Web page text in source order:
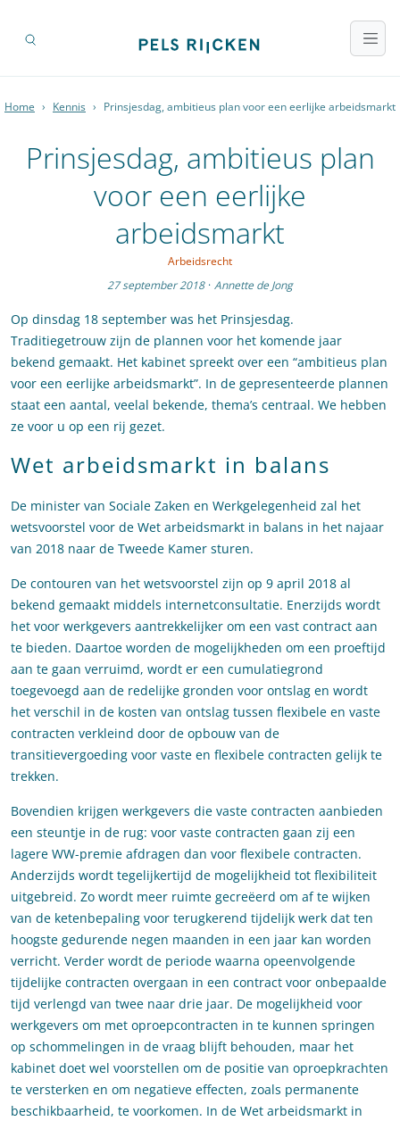
Home › Kennis › Prinsjesdag, ambitieus plan voor een eerlijke arbeidsmarkt
Prinsjesdag, ambitieus plan
voor een eerlijke
arbeidsmarkt
Arbeidsrecht
27 september 2018 · Annette de Jong
Op dinsdag 18 september was het Prinsjesdag.
Traditiegetrouw zijn de plannen voor het komende jaar
bekend gemaakt. Het kabinet spreekt over een “ambitieus plan
voor een eerlijke arbeidsmarkt”. In de gepresenteerde plannen
staat een aantal, veelal bekende, thema’s centraal. We hebben
ze voor u op een rij gezet.
Wet arbeidsmarkt in balans
De minister van Sociale Zaken en Werkgelegenheid zal het
wetsvoorstel voor de Wet arbeidsmarkt in balans in het najaar
van 2018 naar de Tweede Kamer sturen.
De contouren van het wetsvoorstel zijn op 9 april 2018 al
bekend gemaakt middels internetconsultatie. Enerzijds wordt
het voor werkgevers aantrekkelijker om een vast contract aan
te bieden. Daartoe worden de mogelijkheden om een proeftijd
aan te gaan verruimd, wordt er een cumulatiegrond
toegevoegd aan de redelijke gronden voor ontslag en wordt
het verschil in de kosten van ontslag tussen flexibele en vaste
contracten verkleind door de opbouw van de
transitievergoeding voor vaste en flexibele contracten gelijk te
trekken.
Bovendien krijgen werkgevers die vaste contracten aanbieden
een steuntje in de rug: voor vaste contracten gaan zij een
lagere WW-premie afdragen dan voor flexibele contracten.
Anderzijds wordt tegelijkertijd de mogelijkheid tot flexibiliteit
uitgebreid. Zo wordt meer ruimte gecreëerd om af te wijken
van de ketenbepaling voor terugkerend tijdelijk werk dat ten
hoogste gedurende negen maanden in een jaar kan worden
verricht. Verder wordt de periode waarna opeenvolgende
tijdelijke contracten overgaan in een contract voor onbepaalde
tijd verlengd van twee naar drie jaar. De mogelijkheid voor
werkgevers om met oproepcontracten in te kunnen springen
op schommelingen in de vraag blijft behouden, maar het
kabinet doet wel voorstellen om de positie van oproepkrachten
te versterken en om negatieve effecten, zoals permanente
beschikbaarheid, te voorkomen. In de Wet arbeidsmarkt in